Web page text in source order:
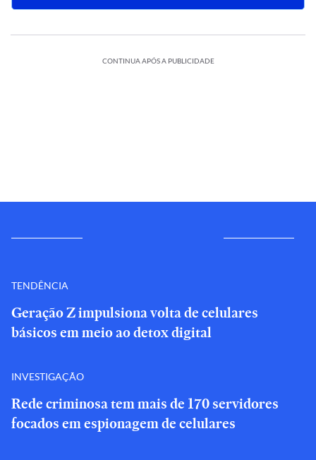
CONTINUA APÓS A PUBLICIDADE
TENDÊNCIA
Geração Z impulsiona volta de celulares
básicos em meio ao detox digital
INVESTIGAÇÃO
Rede criminosa tem mais de 170 servidores
focados em espionagem de celulares